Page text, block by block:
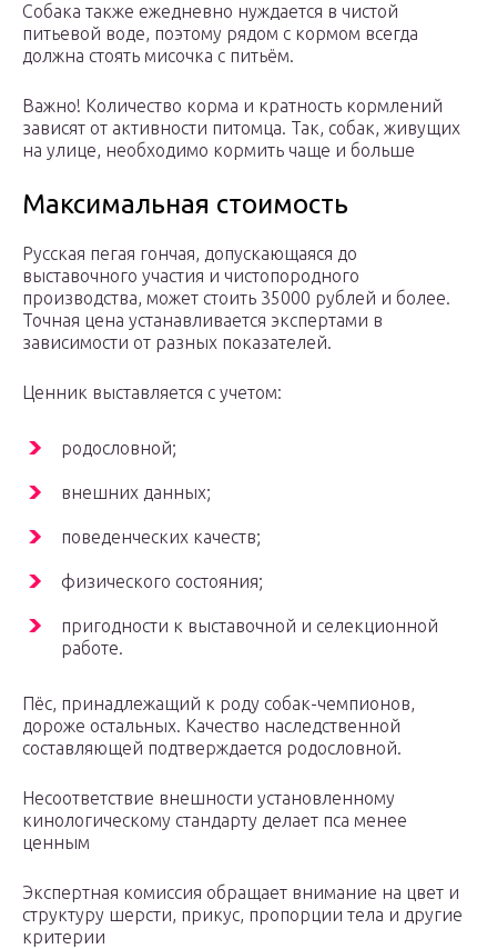
Собака также ежедневно нуждается в чистой
питьевой воде, поэтому рядом с кормом всегда
должна стоять мисочка с питьём.
Важно! Количество корма и кратность кормлений
зависят от активности питомца. Так, собак, живущих
на улице, необходимо кормить чаще и больше
Максимальная стоимость
Русская пегая гончая, допускающаяся до
выставочного участия и чистопородного
производства, может стоить 35000 рублей и более.
Точная цена устанавливается экспертами в
зависимости от разных показателей.
Ценник выставляется с учетом:
родословной;
внешних данных;
поведенческих качеств;
физического состояния;
пригодности к выставочной и селекционной
работе.
Пёс, принадлежащий к роду собак-чемпионов,
дороже остальных. Качество наследственной
составляющей подтверждается родословной.
Несоответствие внешности установленному
кинологическому стандарту делает пса менее
ценным
Экспертная комиссия обращает внимание на цвет и
структуру шерсти, прикус, пропорции тела и другие
критерии